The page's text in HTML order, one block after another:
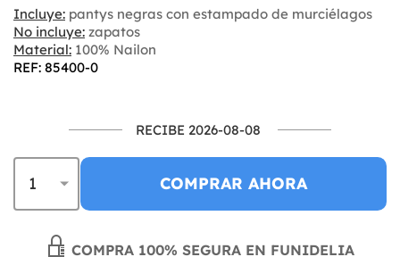
Incluye: pantys negras con estampado de murciélagos
No incluye: zapatos
Material: 100% Nailon
REF: 85400-0
RECIBE 2026-08-08
COMPRAR AHORA
COMPRA 100% SEGURA EN FUNIDELIA